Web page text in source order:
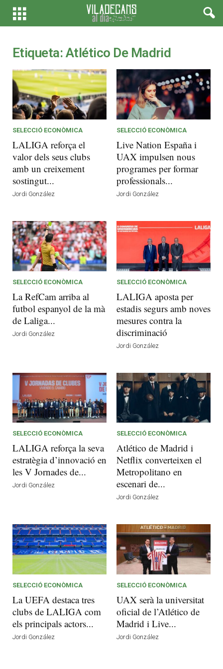
Etiqueta: Atlético De Madrid
SELECCIÓ ECONÒMICA
LALIGA reforça el
valor dels seus clubs
amb un creixement
sostingut...
Jordi González
SELECCIÓ ECONÒMICA
Live Nation España i
UAX impulsen nous
programes per formar
professionals...
Jordi González
SELECCIÓ ECONÒMICA
La RefCam arriba al
futbol espanyol de la mà
de Laliga...
Jordi González
SELECCIÓ ECONÒMICA
LALIGA aposta per
estadis segurs amb noves
mesures contra la
discriminació
Jordi González
SELECCIÓ ECONÒMICA
LALIGA reforça la seva
estratègia d’innovació en
les V Jornades de...
Jordi González
SELECCIÓ ECONÒMICA
Atlético de Madrid i
Netflix converteixen el
Metropolitano en
escenari de...
Jordi González
SELECCIÓ ECONÒMICA
La UEFA destaca tres
clubs de LALIGA com
els principals actors...
Jordi González
SELECCIÓ ECONÒMICA
UAX serà la universitat
oficial de l’Atlético de
Madrid i Live...
Jordi González